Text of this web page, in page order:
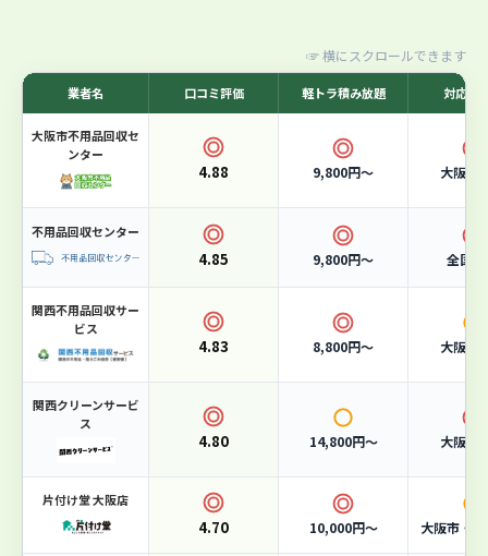
軽トラ積み放題
15,000円〜
単品回収
大阪市全域
おすすめポイント
一般廃棄物収集運搬業許可（大阪市）取得済み
☞横にスクロールできます
業者名 口コミ評価 軽トラ積み放題 対応エ
大阪市不用品回収セ
ンター
4.88 9,800円〜 大阪市
不用品回収センター
4.85 9,800円〜 全国
関西不用品回収サー
ビス
4.83 8,800円〜 大阪市
関西クリーンサービ
ス
4.80 14,800円〜 大阪府
片付け堂 大阪店
4.70 10,000円〜 大阪市・